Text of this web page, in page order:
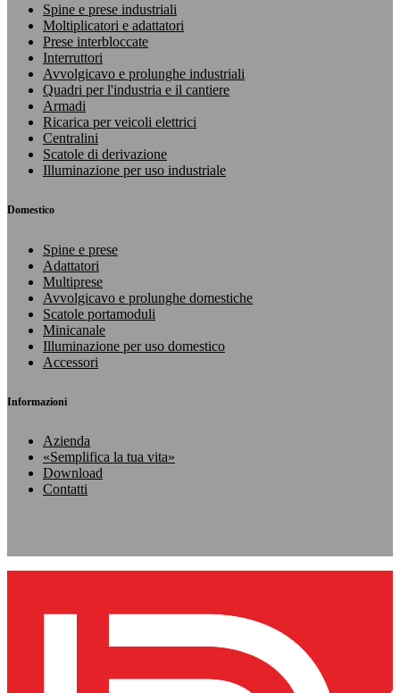
Spine e prese industriali
Moltiplicatori e adattatori
Prese interbloccate
Interruttori
Avvolgicavo e prolunghe industriali
Quadri per l'industria e il cantiere
Armadi
Ricarica per veicoli elettrici
Centralini
Scatole di derivazione
Illuminazione per uso industriale
Domestico
Spine e prese
Adattatori
Multiprese
Avvolgicavo e prolunghe domestiche
Scatole portamoduli
Minicanale
Illuminazione per uso domestico
Accessori
Informazioni
Azienda
«Semplifica la tua vita»
Download
Contatti